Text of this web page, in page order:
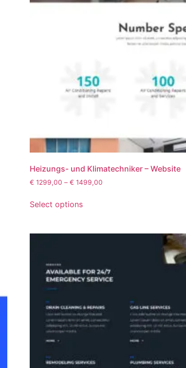
Heizungs- und Klimatechniker – Website
€ 1299,00 – € 1499,00
Select options